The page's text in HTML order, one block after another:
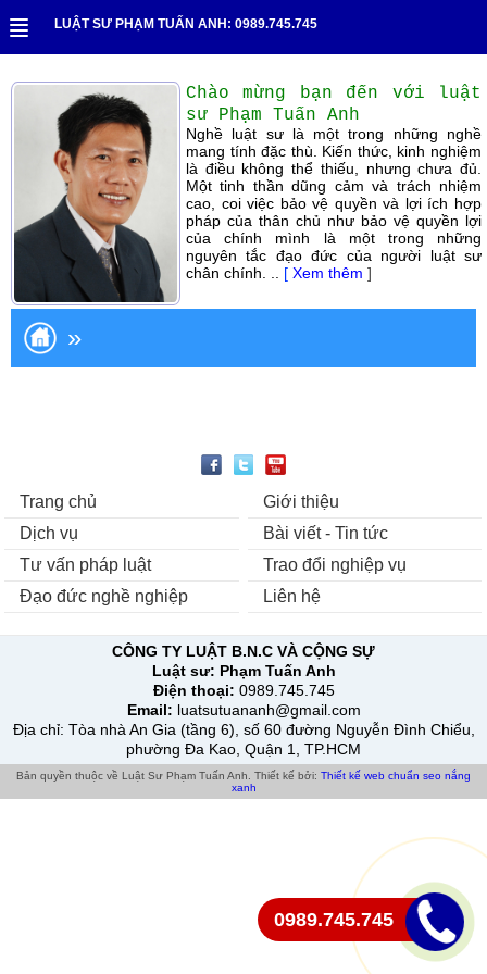
LUẬT SƯ PHẠM TUẤN ANH: 0989.745.745
Chào mừng bạn đến với luật
sư Phạm Tuấn Anh
Nghề luật sư là một trong những nghề
mang tính đặc thù. Kiến thức, kinh nghiệm
là điều không thể thiếu, nhưng chưa đủ.
Một tinh thần dũng cảm và trách nhiệm
cao, coi việc bảo vệ quyền và lợi ích hợp
pháp của thân chủ như bảo vệ quyền lợi
của chính mình là một trong những
nguyên tắc đạo đức của người luật sư
chân chính. .. [ Xem thêm ]
»
Trang chủ
Giới thiệu
Dịch vụ
Bài viết - Tin tức
Tư vấn pháp luật
Trao đổi nghiệp vụ
Đạo đức nghề nghiệp
Liên hệ
CÔNG TY LUẬT B.N.C VÀ CỘNG SỰ
Luật sư: Phạm Tuấn Anh
Điện thoại: 0989.745.745
Email: luatsutuananh@gmail.com
Địa chỉ: Tòa nhà An Gia (tầng 6), số 60 đường Nguyễn Đình Chiểu,
phường Đa Kao, Quận 1, TP.HCM
Bản quyền thuộc về Luật Sư Phạm Tuấn Anh. Thiết kế bởi: Thiết kế web chuẩn seo nắng
xanh
0989.745.745